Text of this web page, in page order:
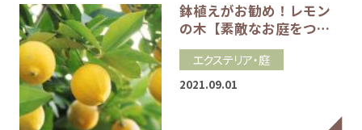
鉢植えがお勧め！レモン
の木【素敵なお庭をつ…
エクステリア・庭
2021.09.01